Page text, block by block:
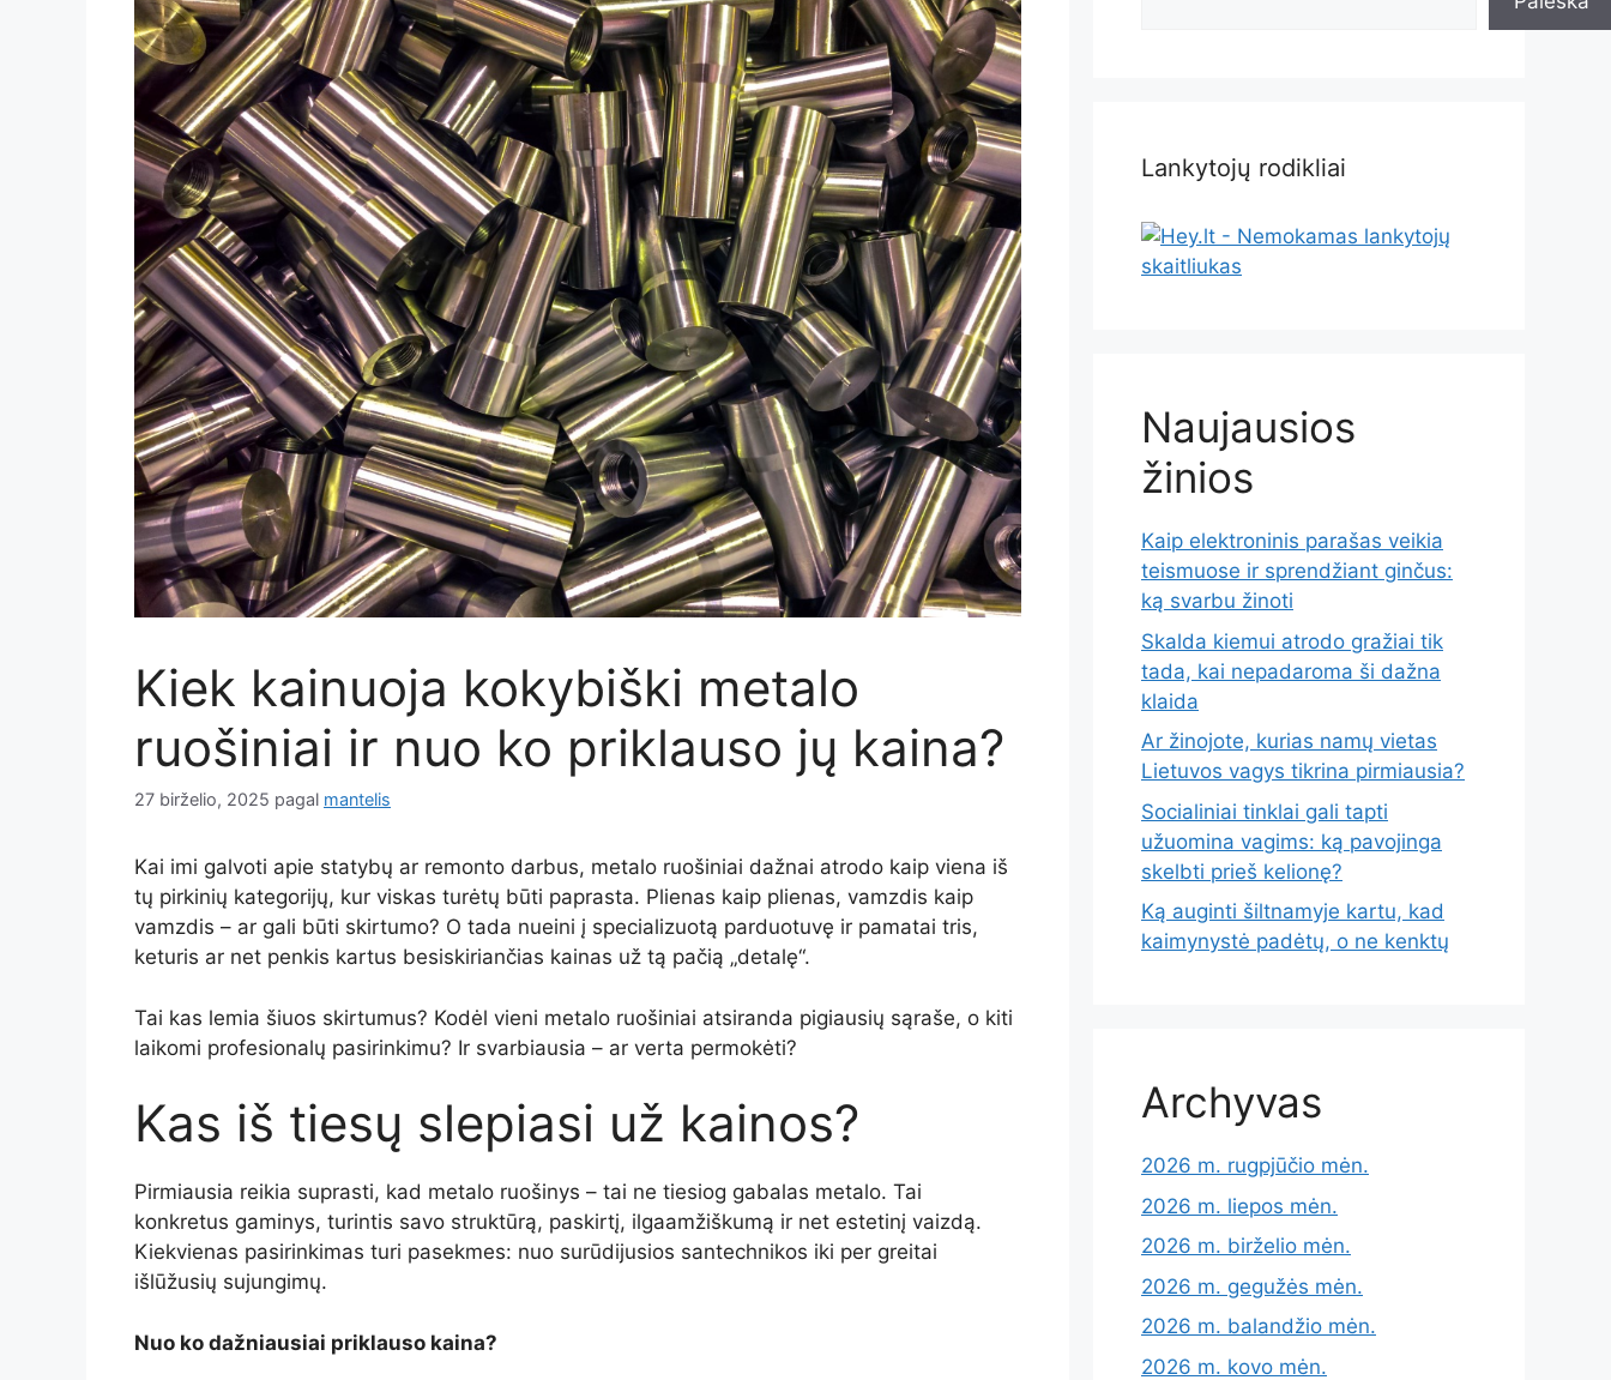
Kiek kainuoja kokybiški metalo
ruošiniai ir nuo ko priklauso jų kaina?
27 birželio, 2025 pagal mantelis
Kai imi galvoti apie statybų ar remonto darbus, metalo ruošiniai dažnai atrodo kaip viena iš
tų pirkinių kategorijų, kur viskas turėtų būti paprasta. Plienas kaip plienas, vamzdis kaip
vamzdis – ar gali būti skirtumo? O tada nueini į specializuotą parduotuvę ir pamatai tris,
keturis ar net penkis kartus besiskiriančias kainas už tą pačią „detalę“.
Tai kas lemia šiuos skirtumus? Kodėl vieni metalo ruošiniai atsiranda pigiausių sąraše, o kiti
laikomi profesionalų pasirinkimu? Ir svarbiausia – ar verta permokėti?
Kas iš tiesų slepiasi už kainos?
Pirmiausia reikia suprasti, kad metalo ruošinys – tai ne tiesiog gabalas metalo. Tai
konkretus gaminys, turintis savo struktūrą, paskirtį, ilgaamžiškumą ir net estetinį vaizdą.
Kiekvienas pasirinkimas turi pasekmes: nuo surūdijusios santechnikos iki per greitai
išlūžusių sujungimų.
Nuo ko dažniausiai priklauso kaina?
Lankytojų rodikliai
Naujausios
žinios
Kaip elektroninis parašas veikia
teismuose ir sprendžiant ginčus:
ką svarbu žinoti
Skalda kiemui atrodo gražiai tik
tada, kai nepadaroma ši dažna
klaida
Ar žinojote, kurias namų vietas
Lietuvos vagys tikrina pirmiausia?
Socialiniai tinklai gali tapti
užuomina vagims: ką pavojinga
skelbti prieš kelionę?
Ką auginti šiltnamyje kartu, kad
kaimynystė padėtų, o ne kenktų
Archyvas
2026 m. rugpjūčio mėn.
2026 m. liepos mėn.
2026 m. birželio mėn.
2026 m. gegužės mėn.
2026 m. balandžio mėn.
2026 m. kovo mėn.